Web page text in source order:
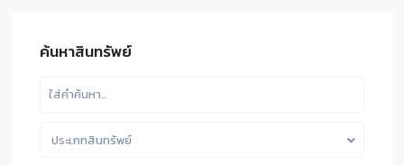
ค้นหาสินทรัพย์
ประเภทสินทรัพย์